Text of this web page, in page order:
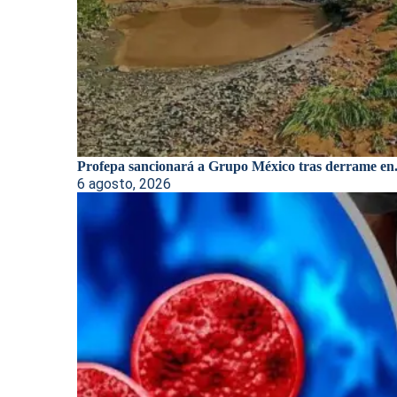
Profepa sancionará a Grupo México tras derrame
6 agosto, 2026